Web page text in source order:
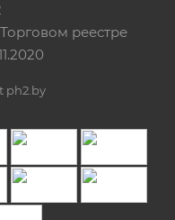
реестре
ph2.by